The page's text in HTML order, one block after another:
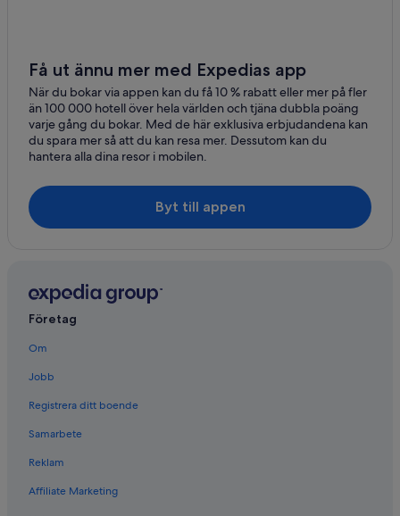
Få ut ännu mer med Expedias app
När du bokar via appen kan du få 10 % rabatt eller mer på fler
än 100 000 hotell över hela världen och tjäna dubbla poäng
varje gång du bokar. Med de här exklusiva erbjudandena kan
du spara mer så att du kan resa mer. Dessutom kan du
hantera alla dina resor i mobilen.
Byt till appen
Företag
Om
Jobb
Registrera ditt boende
Samarbete
Reklam
Affiliate Marketing